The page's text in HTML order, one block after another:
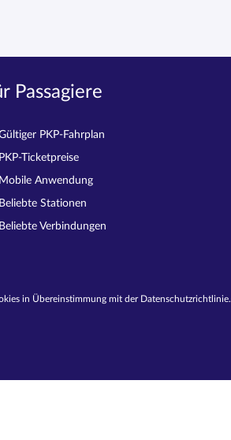
Passagiere
PKP-Fahrplan
PKP-Ticketpreise
Mobile Anwendung
Beliebte Stationen
Beliebte Verbindungen
in Übereinstimmung mit der Datenschutzrichtlinie.